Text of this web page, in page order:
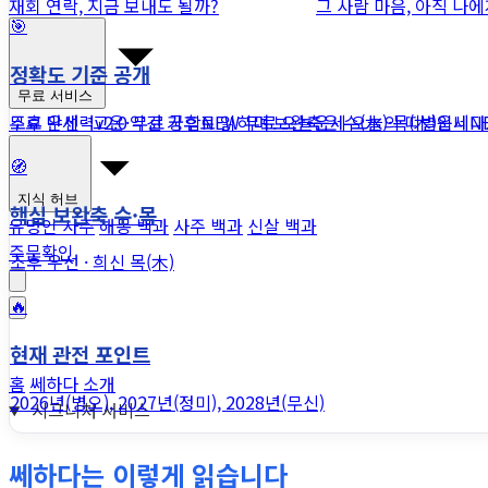
재회 연락, 지금 보내도 될까?
그 사람 마음, 아직 나
무료 서비스
무료 만세력v2.0무료 궁합NEW무료 오늘운세오늘의 띠별운세
지식 허브
유명인 사주해몽 백과 사주 백과 신살 백과
주문확인
홈 쎄하다 소개
시그니처 서비스
🎯
정확도 기준 공개
조후 우선 · 고온·약건 기후로 읽히며 보완축은 수(水)·목(木)입니
🧭
핵심 보완축 수·목
조후 우선 · 희신 목(木)
🔥
현재 관전 포인트
2026년(병오), 2027년(정미), 2028년(무신)
쎄하다는 이렇게 읽습니다